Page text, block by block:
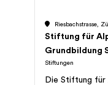
Riesbachstrasse,
Stiftung für
Grundbildung
Stiftungen
Die Stiftung für